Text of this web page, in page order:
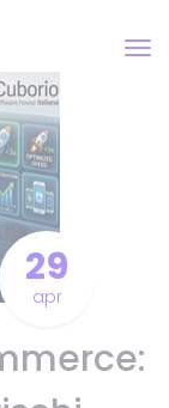
29
apr